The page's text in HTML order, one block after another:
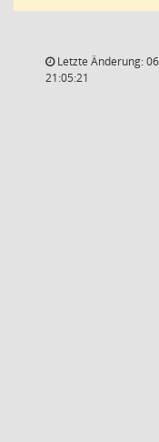
Letzte Änderung:
21:05:21